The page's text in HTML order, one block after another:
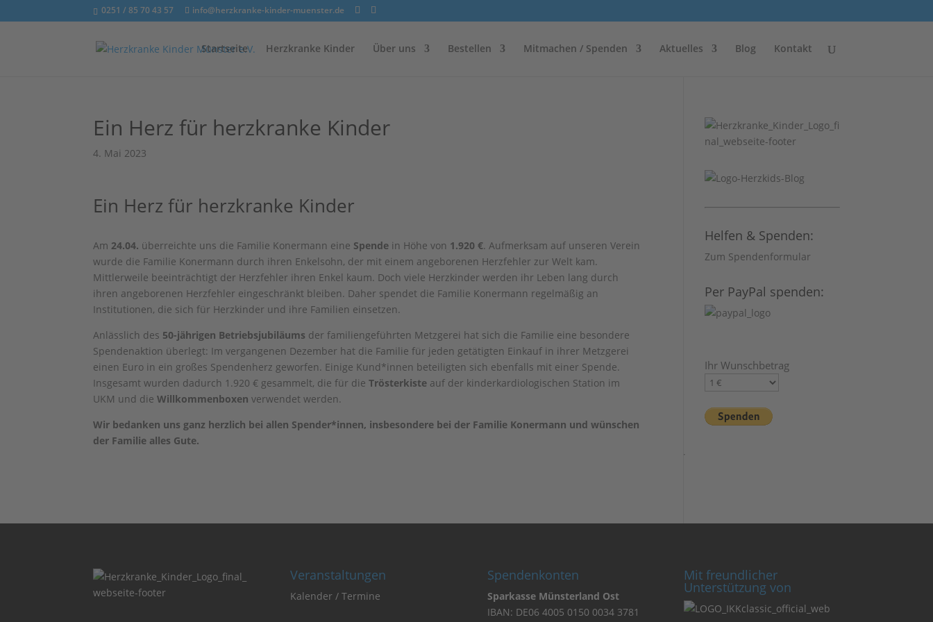
0251 / 85 70 43 57 info@herzkranke-kinder-muenster.de
Startseite Herzkranke Kinder Über uns Bestellen Mitmachen / Spenden Aktuelles Blog Kontakt
Ein Herz für herzkranke Kinder
4. Mai 2023
Ein Herz für herzkranke Kinder
Am 24.04. überreichte uns die Familie Konermann eine Spende in Höhe von 1.920 €. Aufmerksam auf unseren Verein
wurde die Familie Konermann durch ihren Enkelsohn, der mit einem angeborenen Herzfehler zur Welt kam.
Mittlerweile beeinträchtigt der Herzfehler ihren Enkel kaum. Doch viele Herzkinder werden ihr Leben lang durch
ihren angeborenen Herzfehler eingeschränkt bleiben. Daher spendet die Familie Konermann regelmäßig an
Institutionen, die sich für Herzkinder und ihre Familien einsetzen.
Anlässlich des 50-jährigen Betriebsjubiläums der familiengeführten Metzgerei hat sich die Familie eine besondere
Spendenaktion überlegt: Im vergangenen Dezember hat die Familie für jeden getätigten Einkauf in ihrer Metzgerei
einen Euro in ein großes Spendenherz geworfen. Einige Kund*innen beteiligten sich ebenfalls mit einer Spende.
Insgesamt wurden dadurch 1.920 € gesammelt, die für dieTrösterkiste auf der kinderkardiologischen Station im
UKM und dieWillkommenboxen verwendet werden.
Wir bedanken uns ganz herzlich bei allen Spender*innen, insbesondere bei der Familie Konermann und wünschen
der Familie alles Gute.
Helfen & Spenden:
Zum Spendenformular
Per PayPal spenden:
Ihr Wunschbetrag
Veranstaltungen
Kalender / Termine
Spendenkonten
Sparkasse Münsterland Ost
IBAN: DE06 4005 0150 0034 3781
Mit freundlicher
Unterstützung von